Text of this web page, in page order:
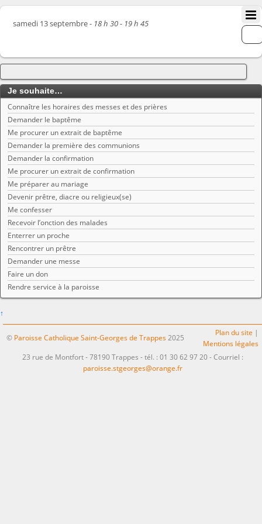
samedi 13 septembre - 18 h 30 - 19 h 45
Je souhaite…
Connaître les horaires des messes et des prières
Demander le baptême
Me procurer un extrait de baptême
Demander la première des communions
Demander la confirmation
Me procurer un extrait de confirmation
Me préparer au mariage
Devenir prêtre, diacre ou religieux(se)
Me confesser
Recevoir l’onction des malades
Enterrer un proche
Rencontrer un prêtre
Demander une messe
Faire un don
Rendre service à la paroisse
↑
© Paroisse Catholique Saint-Georges de Trappes 2025
Plan du site |
Mentions légales
23 rue de Montfort - 78190 Trappes - tél. : 01 30 62 97 20 - Courriel :
paroisse.stgeorges@orange.fr